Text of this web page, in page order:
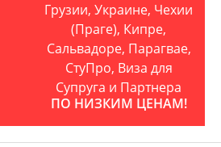
Грузии, Украине, Чехии
(Праге), Кипре,
Сальвадоре, Парагвае,
СтуПро, Виза для
Супруга и Партнера
ПО НИЗКИМ ЦЕНАМ!